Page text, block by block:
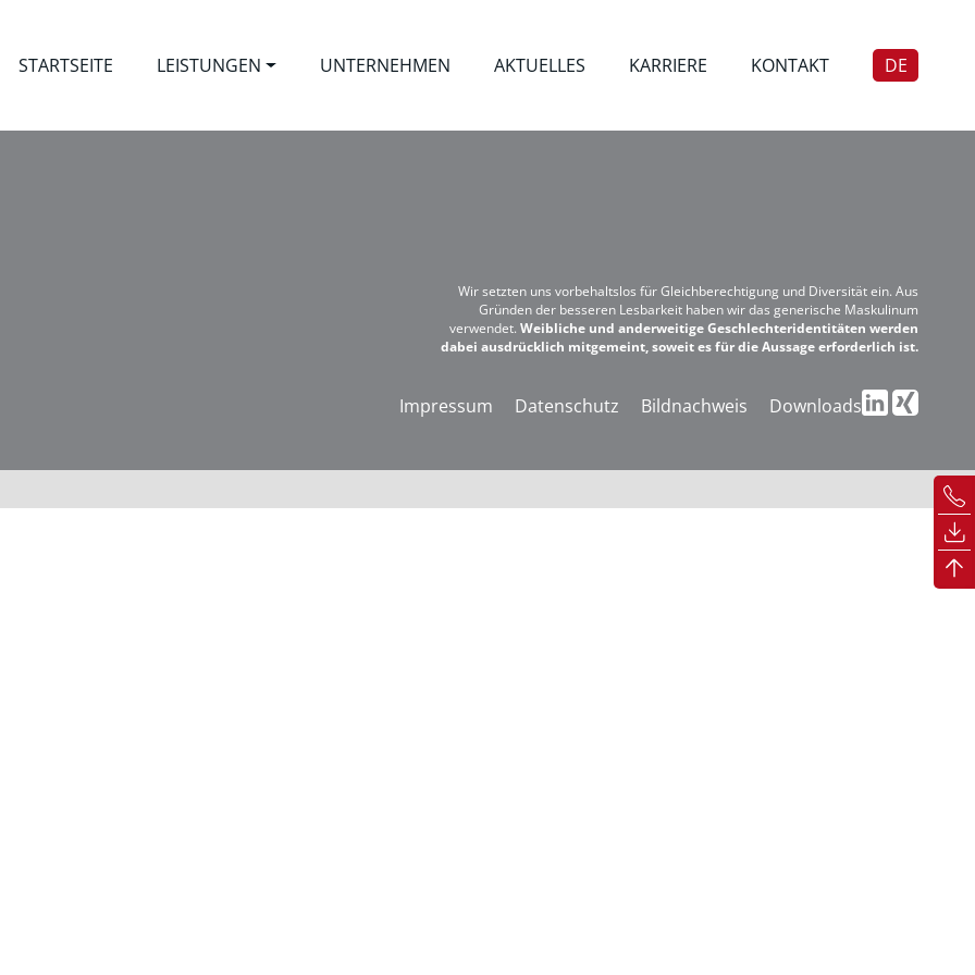
STARTSEITE LEISTUNGEN UNTERNEHMEN AKTUELLES KARRIERE KONTAKT
DE
Wir setzten uns vorbehaltslos für Gleichberechtigung und Diversität ein. Aus
Gründen der besseren Lesbarkeit haben wir das generische Maskulinum
verwendet. Weibliche und anderweitige Geschlechteridentitäten werden
dabei ausdrücklich mitgemeint, soweit es für die Aussage erforderlich ist.
Impressum Datenschutz Bildnachweis Downloads